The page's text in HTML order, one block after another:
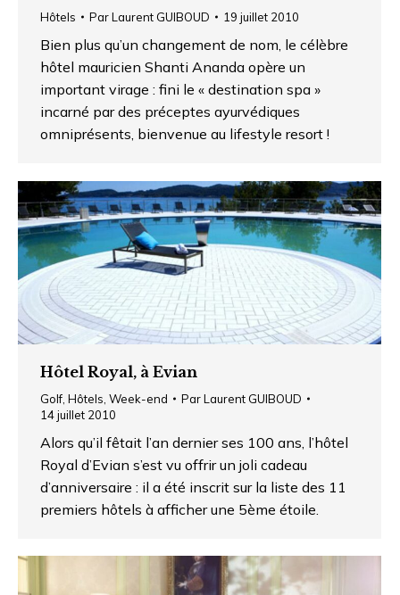
Hôtels ParLaurent GUIBOUD 19 juillet 2010
Bien plus qu’un changement de nom, le célèbre
hôtel mauricien Shanti Ananda opère un
important virage : fini le « destination spa »
incarné par des préceptes ayurvédiques
omniprésents, bienvenue au lifestyle resort !
Hôtel Royal, à Evian
Golf Hôtels Week-end ParLaurent GUIBOUD
14 juillet 2010
Alors qu’il fêtait l’an dernier ses 100 ans, l’hôtel
Royal d’Evian s’est vu offrir un joli cadeau
d’anniversaire : il a été inscrit sur la liste des 11
premiers hôtels à afficher une 5ème étoile.